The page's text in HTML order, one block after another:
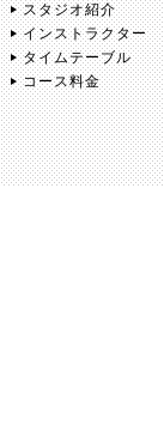
スタジオ紹介
インストラクター
タイムテーブル
コース料金